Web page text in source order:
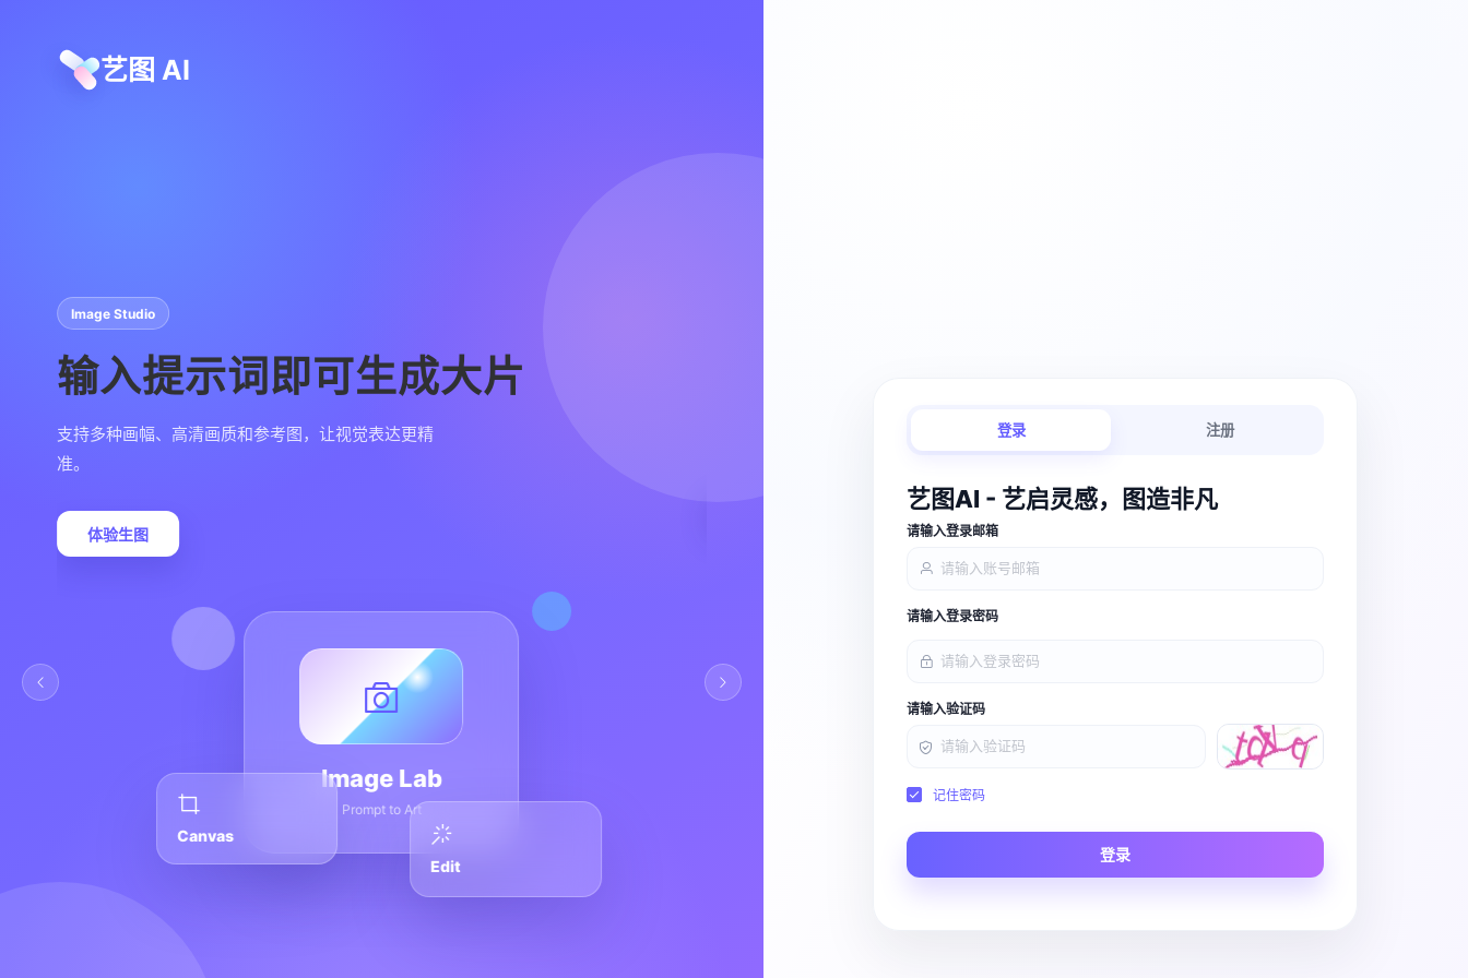
艺图 AI
Image Studio
输入提示词即可生成大片
支持多种画幅、高清画质和参考图，让视觉表达更精
准。
体验生图
Image Lab
Prompt to Art
Edit
Canvas
从脚本、分镜到视频生成，保持创作链路连贯顺畅。
Scene
登录 注册
艺图AI - 艺启灵感，图造非凡
请输入登录邮箱
请输入登录密码
请输入验证码
记住密码
登录